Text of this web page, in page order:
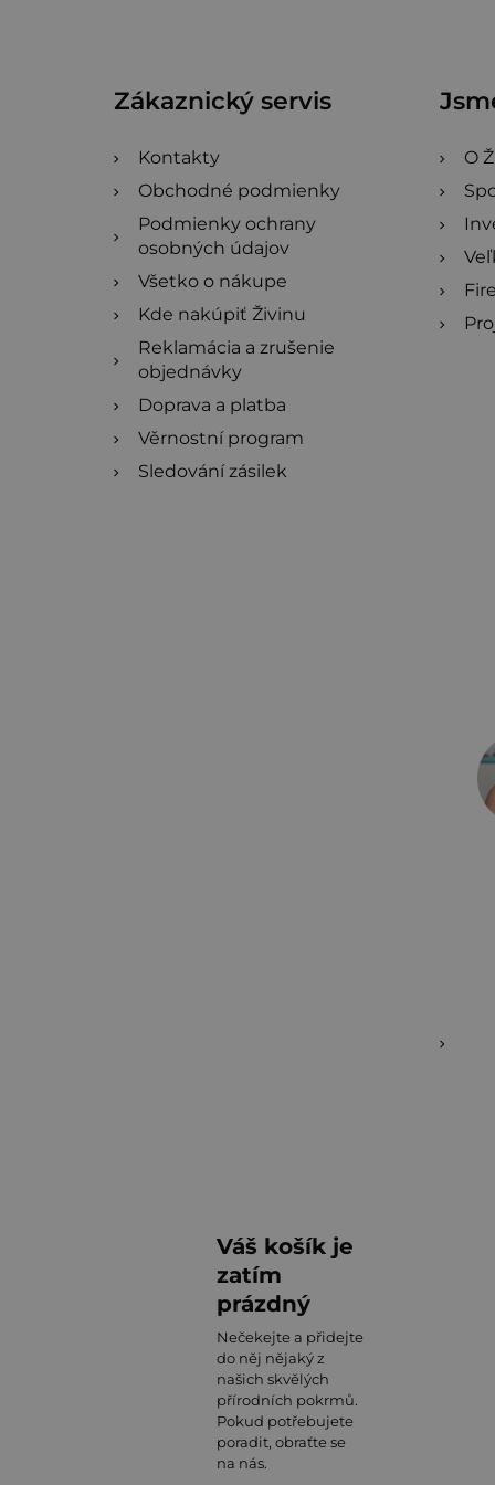
Zákaznický servis
Kontakty
Obchodné podmienky
Podmienky ochrany
osobných údajov
Všetko o nákupe
Kde nakúpiť Živinu
Reklamácia a zrušenie
objednávky
Doprava a platba
Věrnostní program
Sledování zásilek
O
Váš košík je
zatím
prázdný
Nečekejte a přidejte
do něj nějaký z
našich skvělých
přírodních pokrmů.
Pokud potřebujete
poradit, obraťte se
na nás.